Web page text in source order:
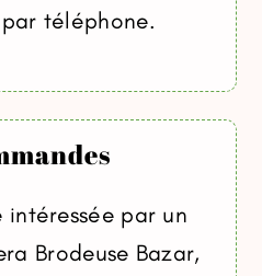
téléphone.
par un
Brodeuse Bazar,